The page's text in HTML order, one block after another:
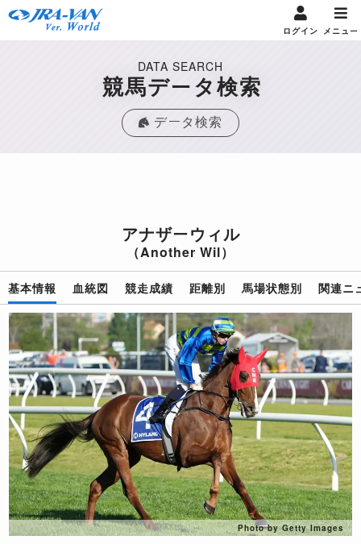
ログイン メニュー
DATA SEARCH
競馬データ検索
データ検索
アナザーウィル
（Another Wil）
基本情報 血統図 競走成績 距離別 馬場状態別 関連ニ
Photo by Getty Images